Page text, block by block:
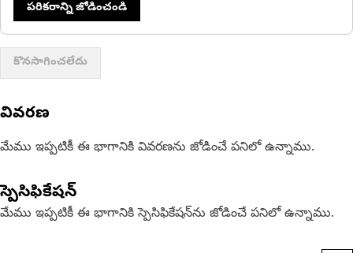
పరికరాన్ని జోడించండి
కొనసాగించలేదు
వివరణ
మేము ఇప్పటికీ ఈ భాగానికి వివరణను జోడించే పనిలో ఉన్నాము.
స్పెసిఫికేషన్
మేము ఇప్పటికీ ఈ భాగానికి స్పెసిఫికేషన్‌ను జోడించే పనిలో ఉన్నాము.